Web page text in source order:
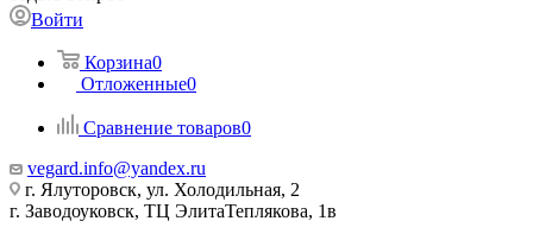
Войти
Корзина0
Отложенные0
Сравнение товаров0
vegard.info@yandex.ru
г. Ялуторовск, ул. Холодильная, 2
г. Заводоуковск, ​ТЦ Элита​Теплякова, 1в